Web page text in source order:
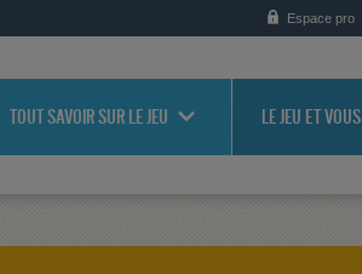
Espace pro
TOUT SAVOIR SUR LE JEU LE JEU ET VOUS